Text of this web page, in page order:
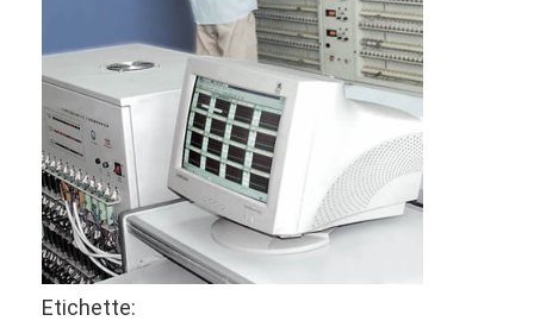
Batteria al litio primaria
accumulatore per di automobile ibrida
Etichette: